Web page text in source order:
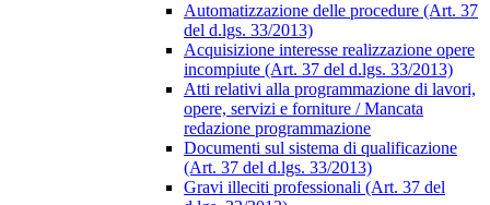
Automatizzazione delle procedure (Art. 37
del d.lgs. 33/2013)
Acquisizione interesse realizzazione opere
incompiute (Art. 37 del d.lgs. 33/2013)
Atti relativi alla programmazione di lavori,
opere, servizi e forniture / Mancata
redazione programmazione
Documenti sul sistema di qualificazione
(Art. 37 del d.lgs. 33/2013)
Gravi illeciti professionali (Art. 37 del